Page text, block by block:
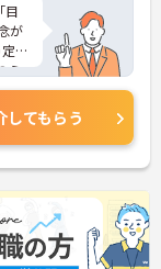
目
が
着
ミ
が
ム
っ
と
験
や
も
してもらう